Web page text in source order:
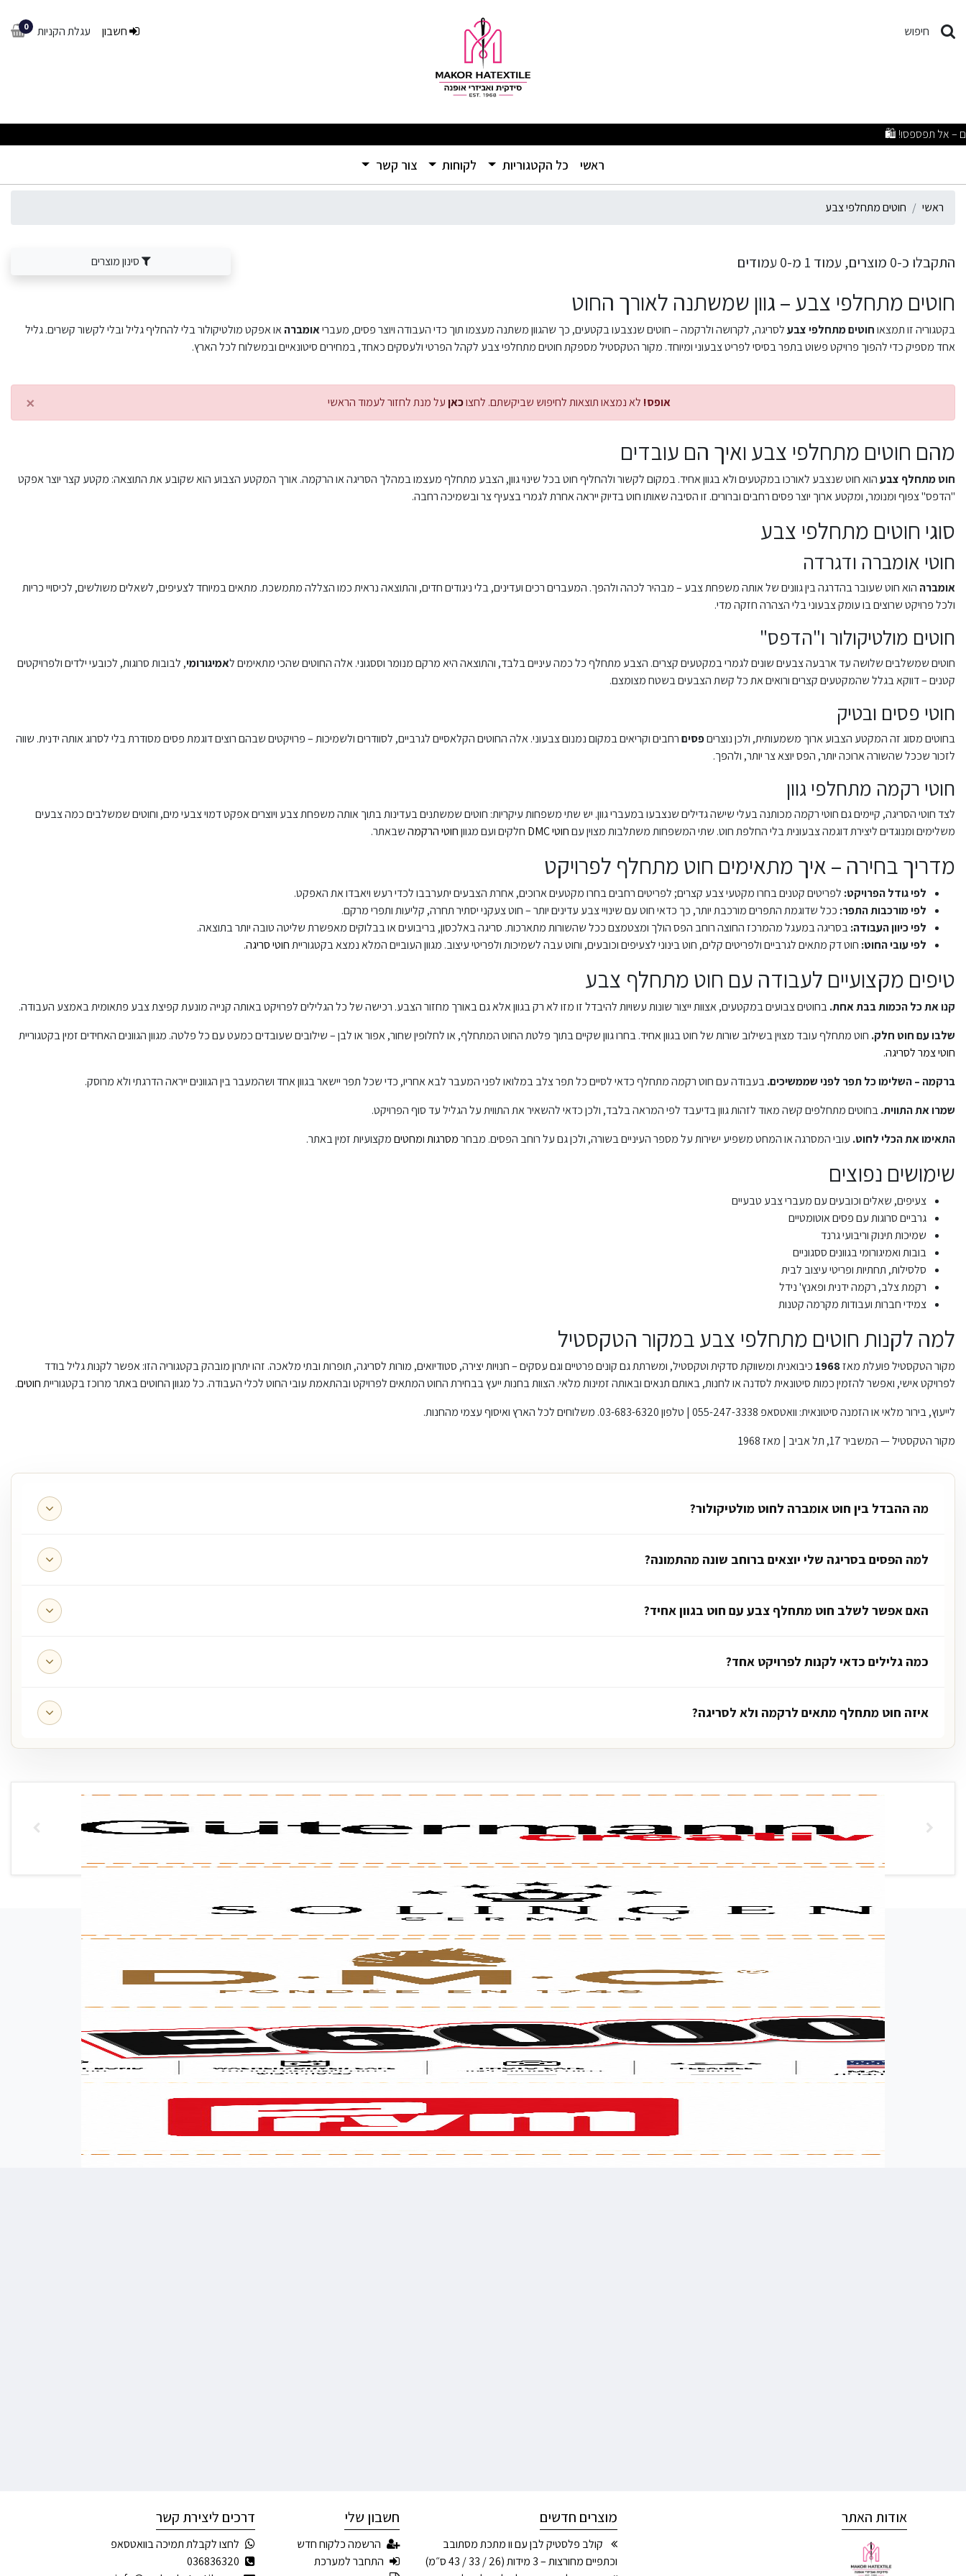
חוטים מתחלפי צבע
חיפוש 0 עגלת הקניות חשבון
ראשי
(current) כל הקטגוריות לקוחות צור קשר
ראשי חוטים מתחלפי צבע
התקבלו כ-0 מוצרים, עמוד 1 מ-0 עמודים סינון מוצרים
חוטים מתחלפי צבע – גוון שמשתנה לאורך החוט
בקטגוריה זו תמצאוחוטים מתחלפי צבעלסריגה, לקרושה ולרקמה – חוטים שנצבעו בקטעים, כך שהגוון משתנה מעצמו תוך כדי העבודה ויוצר פסים, מעבריאומברהאו אפקט מולטיקולור בלי להחליף גליל ובלי לקשור קשרים. גליל
אחד מספיק כדי להפוך פרויקט פשוט בתפר בסיסי לפריט צבעוני ומיוחד. מקור הטקסטיל מספקת חוטים מתחלפי צבע לקהל הפרטי ולעסקים כאחד, במחירים סיטונאיים ובמשלוח לכל הארץ.
× אופס! לא נמצאו תוצאות לחיפוש שביקשתם. לחצוכאןעל מנת לחזור לעמוד הראשי
מהם חוטים מתחלפי צבע ואיך הם עובדים
חוט מתחלף צבעהוא חוט שנצבע לאורכו במקטעים ולא בגוון אחיד. במקום לקשור ולהחליף חוט בכל שינוי גוון, הצבע מתחלף מעצמו במהלך הסריגה או הרקמה. אורך המקטע הצבוע הוא שקובע את התוצאה: מקטע קצר יוצר אפקט
"הדפס" צפוף ומנומר, ומקטע ארוך יוצר פסים רחבים וברורים. זו הסיבה שאותו חוט בדיוק ייראה אחרת לגמרי בצעיף צר ובשמיכה רחבה.
סוגי חוטים מתחלפי צבע
חוטי אומברה ודגרדה
אומברה הוא חוט שעובר בהדרגה בין גוונים של אותה משפחת צבע – מבהיר לכהה ולהפך. המעברים רכים ועדינים, בלי ניגודים חדים, והתוצאה נראית כמו הצללה מתמשכת. מתאים במיוחד לצעיפים, לשאלים משולשים, לכיסויי כריות
ולכל פרויקט שרוצים בו עומק צבעוני בלי הצהרה חזקה מדי.
חוטים מולטיקולור ו"הדפס"
חוטים שמשלבים שלושה עד ארבעה צבעים שונים לגמרי במקטעים קצרים. הצבע מתחלף כל כמה עיניים בלבד, והתוצאה היא מרקם מנומר וססגוני. אלה החוטים שהכי מתאימים לאמיגורומי, לבובות סרוגות, לכובעי ילדים ולפרויקטים
קטנים – דווקא בגלל שהמקטעים קצרים ורואים את כל קשת הצבעים בשטח מצומצם.
חוטי פסים ובטיק
בחוטים מסוג זה המקטע הצבוע ארוך משמעותית, ולכן נוצריםפסיםרחבים וקריאים במקום נמנום צבעוני. אלה החוטים הקלאסיים לגרביים, לסוודרים ולשמיכות – פרויקטים שבהם רוצים דוגמת פסים מסודרת בלי לסרוג אותה ידנית. שווה
לזכור שככל שהשורה ארוכה יותר, הפס יוצא צר יותר, ולהפך.
חוטי רקמה מתחלפי גוון
לצד חוטי הסריגה, קיימים גם חוטי רקמה מכותנה בעלי שישה גדילים שנצבעו במעברי גוון. יש שתי משפחות עיקריות: חוטים שמשתנים בעדינות בתוך אותה משפחת צבע ויוצרים אפקט דמוי צבעי מים, וחוטים שמשלבים כמה צבעים
משלימים ומנוגדים ליצירת דוגמה צבעונית בלי החלפת חוט. שתי המשפחות משתלבות מצוין עםחוטי DMC חלקים ועם מגווןחוטי הרקמהשבאתר.
מדריך בחירה – איך מתאימים חוט מתחלף לפרויקט
לפי גודל הפרויקט: לפריטים קטנים בחרו מקטעי צבע קצרים; לפריטים רחבים בחרו מקטעים ארוכים, אחרת הצבעים יתערבבו לכדי רעש ויאבדו את האפקט.
לפי מורכבות התפר: ככל שדוגמת התפרים מורכבת יותר, כך כדאי חוט עם שינויי צבע עדינים יותר – חוט צעקני יסתיר תחרה, קליעות ותפרי מרקם.
לפי כיוון העבודה:בסריגה במעגל מהמרכז החוצה רוחב הפס הולך ומצטמצם ככל שהשורות מתארכות. סריגה באלכסון, בריבועים או בבלוקים מאפשרת שליטה טובה יותר בתוצאה.
לפי עובי החוט: חוט דק מתאים לגרביים ולפריטים קלים, חוט בינוני לצעיפים וכובעים, וחוט עבה לשמיכות ולפריטי עיצוב. מגוון העוביים המלא נמצא בקטגורייתחוטי סריגה.
טיפים מקצועיים לעבודה עם חוט מתחלף צבע
קנו את כל הכמות בבת אחת.בחוטים צבועים במקטעים, אצוות ייצור שונות עשויות להיבדל זו מזו לא רק בגוון אלא גם באורך מחזור הצבע. רכישה של כל הגלילים לפרויקט באותה קנייה מונעת קפיצת צבע פתאומית באמצע העבודה.
שלבו עם חוט חלק. חוט מתחלף עובד מצוין בשילוב שורות של חוט בגוון אחיד. בחרו גוון שקיים בתוך פלטת החוט המתחלף, או לחלופין שחור, אפור או לבן – שילובים שעובדים כמעט עם כל פלטה. מגוון הגוונים האחידים זמין בקטגוריית
חוטי צמר לסריגה.
ברקמה – השלימו כל תפר לפני שממשיכים.בעבודה עם חוט רקמה מתחלף כדאי לסיים כל תפר צלב במלואו לפני המעבר לבא אחריו, כדי שכל תפר יישאר בגוון אחד ושהמעבר בין הגוונים ייראה הדרגתי ולא מרוסק.
שמרו את התווית.בחוטים מתחלפים קשה מאוד לזהות גוון בדיעבד לפי המראה בלבד, ולכן כדאי להשאיר את התווית על הגליל עד סוף הפרויקט.
התאימו את הכלי לחוט. עובי המסרגה או המחט משפיע ישירות על מספר העיניים בשורה, ולכן גם על רוחב הפסים. מבחרמסרגותומחטיםמקצועיות זמין באתר.
שימושים נפוצים
צעיפים, שאלים וכובעים עם מעברי צבע טבעיים
גרביים סרוגות עם פסים אוטומטיים
שמיכות תינוק וריבועי גרנד
בובות ואמיגורומי בגוונים ססגוניים
סלסילות, תחתיות ופריטי עיצוב לבית
רקמת צלב, רקמה ידנית ופאנץ' נידל
צמידי חברות ועבודות מקרמה קטנות
למה לקנות חוטים מתחלפי צבע במקור הטקסטיל
מקור הטקסטיל פועלת מאז1968 כיבואנית ומשווקת סדקית וטקסטיל, ומשרתת גם קונים פרטיים וגם עסקים – חנויות יצירה, סטודיואים, מורות לסריגה, תופרות ובתי מלאכה. זהו יתרון מובהק בקטגוריה הזו: אפשר לקנות גליל בודד
לפרויקט אישי, ואפשר להזמין כמות סיטונאית לסדנה או לחנות, באותם תנאים ובאותה זמינות מלאי. הצוות בחנות ייעץ בבחירת החוט המתאים לפרויקט ובהתאמת עובי החוט לכלי העבודה. כל מגוון החוטים באתר מרוכז בקטגורייתחוטים.
לייעוץ, בירור מלאי או הזמנה סיטונאית: וואטסאפ 055-247-3338 | טלפון 03-683-6320. משלוחים לכל הארץ ואיסוף עצמי מהחנות.
מקור הטקסטיל — המשביר 17, תל אביב | מאז 1968
מה ההבדל בין חוט אומברה לחוט מולטיקולור?
למה הפסים בסריגה שלי יוצאים ברוחב שונה מהתמונה?
האם אפשר לשלב חוט מתחלף צבע עם חוט בגוון אחיד?
כמה גלילים כדאי לקנות לפרויקט אחד?
איזה חוט מתחלף מתאים לרקמה ולא לסריגה?
לכל שאלה אנחנו זמינים עבורכם
השאירו פרטים בטופס ומיד נציג שלנו ישוחח עימך
רשמו שם מלא רשמו טלפון רשמו אימייל (אופציונלי)
לשלוח
אודות האתר מוצרים חדשים
קולב פלסטיק לבן עם וו מתכת מסתובב
וכתפיים מחורצות – 3 מידות (26 / 33 / 43 ס״מ)
חשבון שלי
הרשמה כלקוח חדש
התחבר למערכת
דרכים ליצירת קשר
לחצו לקבלת תמיכה בוואטסאפ
036836320